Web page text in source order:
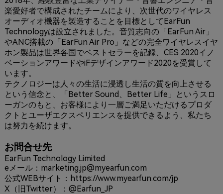
楽愛好者で構成されたチームにより、次世代のワイヤレス
オーディオ機器を製造することを目標としてEarFun
Technologyは設立されました。音質志向の「EarFun Air」
やANC搭載の「EarFun Air Pro」などの完全ワイヤレスイヤ
ホン製品は世界各国でベストセラーを記録、CES 2020イノ
ベーションアワードやiFデザインアワード2020を受賞して
います。
テクノロジーは人々の生活に浸透し生活の質を向上させる
という信念と、「Better Sound、Better Life」というスロ
ーガンのもと、お客様により一層ご満足いただけるプロダ
クトとユーザエクスペリエンスを提供できるよう、私たち
は努力を続けます。
お問合せ先
EarFun Technology Limited
eメール：marketing.jp@myearfun.com
公式WEBサイト： https://www.myearfun.com/jp
X（旧Twitter）：@Earfun_JP